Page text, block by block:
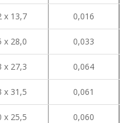
х 13,7 0,016
х 28,0 0,033
х 27,3 0,064
х 31,5 0,061
х 25,5 0,060